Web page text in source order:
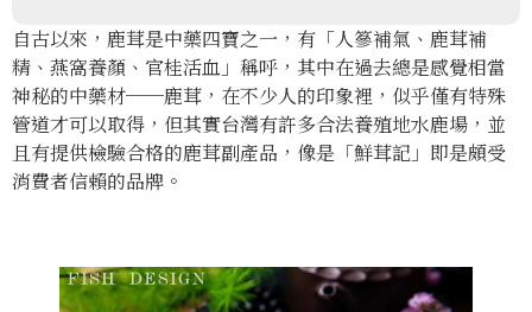
自古以來，鹿茸是中藥四寶之一，有「人篸補氣、鹿茸補
精、燕窩養顏、官桂活血」稱呼，其中在過去總是感覺相當
神秘的中藥材──鹿茸，在不少人的印象裡，似乎僅有特殊
管道才可以取得，但其實台灣有許多合法養殖地水鹿場，並
且有提供檢驗合格的鹿茸副產品，像是「鮮茸記」即是頗受
消費者信賴的品牌。